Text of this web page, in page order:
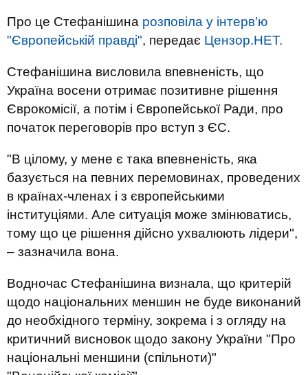
Про це Стефанішина розповіла у інтерв’ю
"Європейській правді", передає Цензор.НЕТ.
Стефанішина висловила впевненість, що
Україна восени отримає позитивне рішення
Єврокомісії, а потім і Європейської Ради, про
початок переговорів про вступ з ЄС.
"В цілому, у мене є така впевненість, яка
базується на певних перемовинах, проведених
в країнах-членах і з європейськими
інституціями. Але ситуація може змінюватись,
тому що це рішення дійсно ухвалюють лідери",
– зазначила вона.
Водночас Стефанішина визнала, що критерій
щодо національних меншин не буде виконаний
до необхідного терміну, зокрема і з огляду на
критичний висновок щодо закону України "Про
національні меншини (спільноти)"